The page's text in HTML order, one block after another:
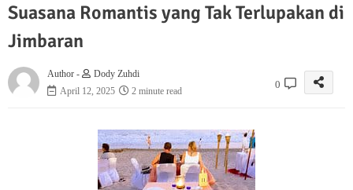
Suasana Romantis yang Tak Terlupakan di
Jimbaran
Author -
Dody Zuhdi
April 12, 2025
2 minute read
0